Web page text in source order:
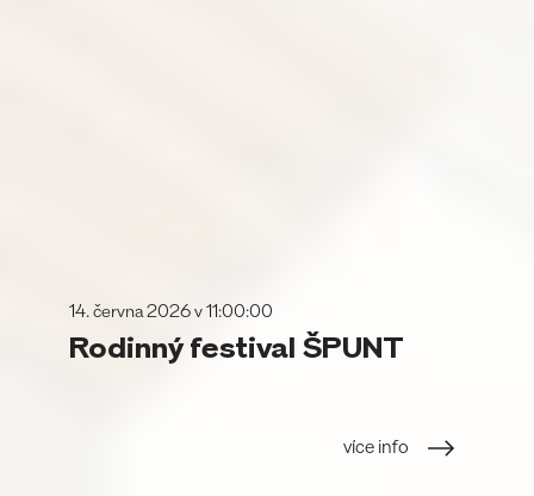
14. června 2026 v 11:00:00
Rodinný festival ŠPUNT
více info